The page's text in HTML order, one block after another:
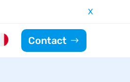
X
Contact